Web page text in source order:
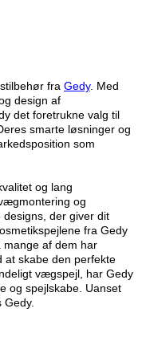
fra Gedy. Med
design af
det foretrukne valg til
smarte løsninger og
som
og lang
og
der giver dit
fra Gedy
mange af dem har
skabe den perfekte
vægspejl, har Gedy
og spejlskabe. Uanset